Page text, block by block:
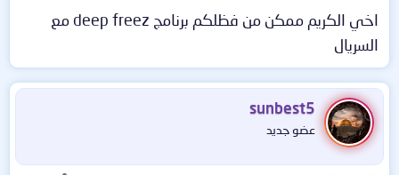
اخي الكريم ممكن من فظلكم برنامج deep freez مع
السريال
sunbest5
عضو جديد